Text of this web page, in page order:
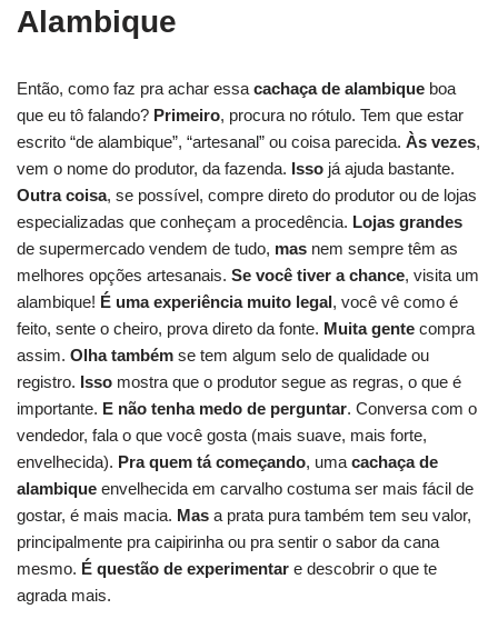
Alambique
Então, como faz pra achar essa cachaça de alambique boa
que eu tô falando? Primeiro, procura no rótulo. Tem que estar
escrito “de alambique”, “artesanal” ou coisa parecida. Às vezes,
vem o nome do produtor, da fazenda. Isso já ajuda bastante.
Outra coisa, se possível, compre direto do produtor ou de lojas
especializadas que conheçam a procedência. Lojas grandes
de supermercado vendem de tudo, mas nem sempre têm as
melhores opções artesanais. Se você tiver a chance, visita um
alambique! É uma experiência muito legal, você vê como é
feito, sente o cheiro, prova direto da fonte. Muita gente compra
assim. Olha também se tem algum selo de qualidade ou
registro. Isso mostra que o produtor segue as regras, o que é
importante. E não tenha medo de perguntar. Conversa com o
vendedor, fala o que você gosta (mais suave, mais forte,
envelhecida). Pra quem tá começando, uma cachaça de
alambique envelhecida em carvalho costuma ser mais fácil de
gostar, é mais macia. Mas a prata pura também tem seu valor,
principalmente pra caipirinha ou pra sentir o sabor da cana
mesmo. É questão de experimentar e descobrir o que te
agrada mais.